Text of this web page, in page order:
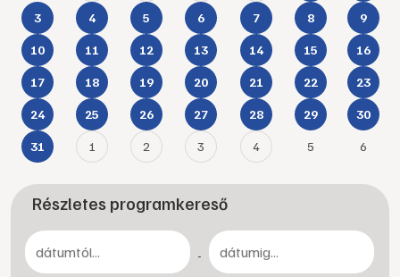
3 4 5 6 7 8 9
10 11 12 13 14 15 16
17 18 19 20 21 22 23
24 25 26 27 28 29 30
31 1 2 3 4 5 6
Részletes programkereső
-